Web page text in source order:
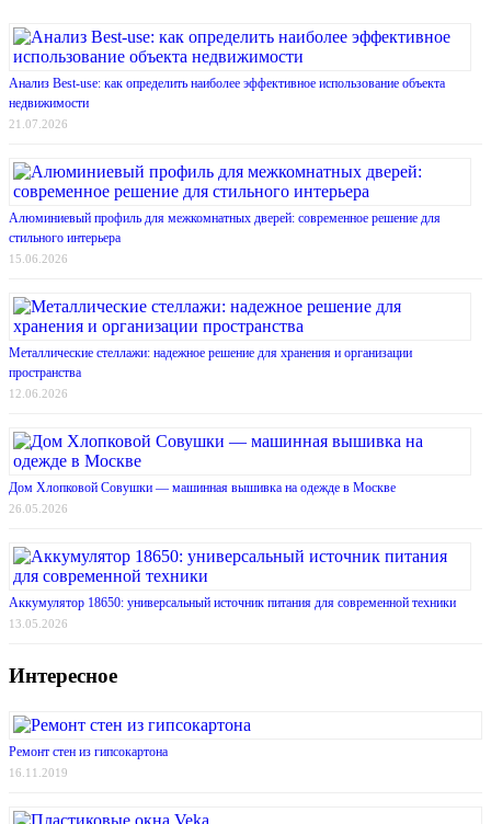
Анализ Best-use: как определить наиболее эффективное использование объекта
недвижимости
21.07.2026
Алюминиевый профиль для межкомнатных дверей: современное решение для
стильного интерьера
15.06.2026
Металлические стеллажи: надежное решение для хранения и организации
пространства
12.06.2026
Дом Хлопковой Совушки — машинная вышивка на одежде в Москве
26.05.2026
Аккумулятор 18650: универсальный источник питания для современной техники
13.05.2026
Интересное
Ремонт стен из гипсокартона
16.11.2019